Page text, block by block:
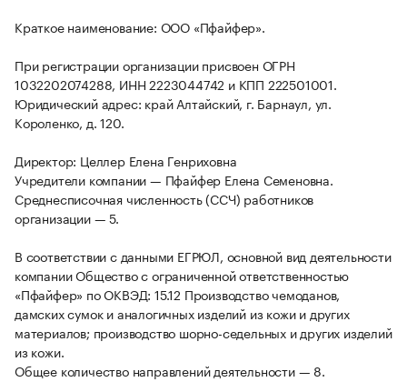
Краткое наименование: ООО «Пфайфер».
При регистрации организации присвоен ОГРН
1032202074288, ИНН 2223044742 и КПП 222501001.
Юридический адрес: край Алтайский, г. Барнаул, ул.
Короленко, д. 120.
Директор: Целлер Елена Генриховна
Учредители компании — Пфайфер Елена Семеновна.
Среднесписочная численность (ССЧ) работников
организации — 5.
В соответствии с данными ЕГРЮЛ, основной вид деятельности
компании Общество с ограниченной ответственностью
«Пфайфер» по ОКВЭД: 15.12 Производство чемоданов,
дамских сумок и аналогичных изделий из кожи и других
материалов; производство шорно-седельных и других изделий
из кожи.
Общее количество направлений деятельности — 8.